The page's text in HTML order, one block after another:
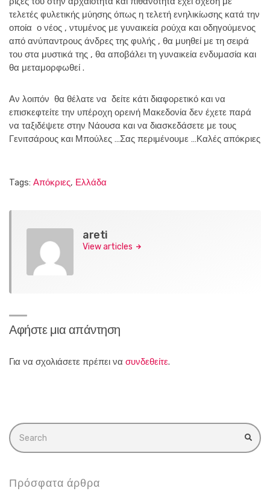
τελετές φυλετικής μύησης όπως η τελετή ενηλικίωσης κατά την
οποία ο νέος , ντυμένος με γυναικεία ρούχα και οδηγούμενος
από ανύπαντρους άνδρες της φυλής , θα μυηθεί με τη σειρά
του στα μυστικά της , θα αποβάλει τη γυναικεία ενδυμασία και
θα μεταμορφωθεί .
Αν λοιπόν θα θέλατε να δείτε κάτι διαφορετικό και να
επισκεφτείτε την υπέροχη ορεινή Μακεδονία δεν έχετε παρά
να ταξιδέψετε στην Νάουσα και να διασκεδάσετε με τους
Γενιτσάρους και Μπούλες …Σας περιμένουμε …Καλές απόκριες
Tags: Απόκριες, Ελλάδα
areti
View articles
Αφήστε μια απάντηση
Για να σχολιάσετε πρέπει να συνδεθείτε.
Search
for:
Πρόσφατα άρθρα